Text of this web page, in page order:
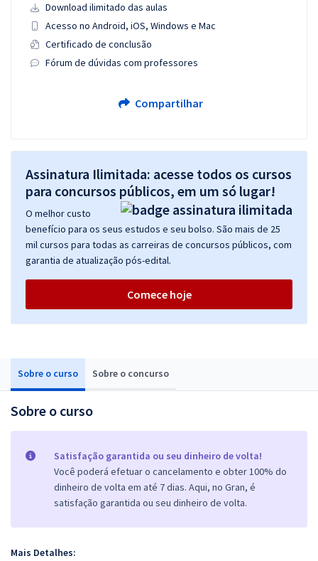
Sobre o curso Sobre o concurso
Sobre o curso
Satisfação garantida ou seu dinheiro de volta!
Você poderá efetuar o cancelamento e obter 100% do
dinheiro de volta em até 7 dias. Aqui, no Gran, é
satisfação garantida ou seu dinheiro de volta.
Mais Detalhes:
Download ilimitado das aulas
Acesso no Android, iOS, Windows e Mac
Certificado de conclusão
Fórum de dúvidas com professores
Compartilhar
Assinatura Ilimitada: acesse todos os cursos
para concursos públicos, em um só lugar!
O melhor custo
benefício para os seus estudos e seu bolso. São mais de 25
mil cursos para todas as carreiras de concursos públicos, com
garantia de atualização pós-edital.
Comece hoje